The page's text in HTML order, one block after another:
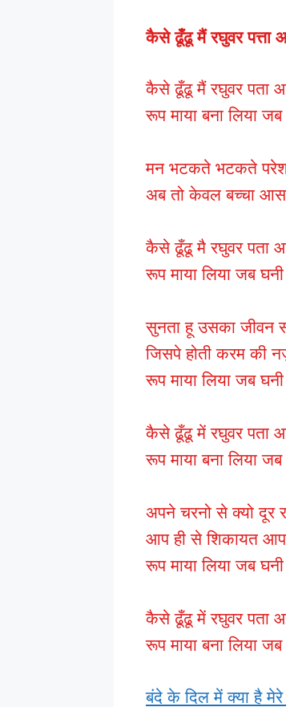
कैसे ढूँढू मैं रघुवर पत्ता
कैसे ढूँढू मैं रघुवर पता
रूप माया बना लिया
मन भटकते भटकते
अब तो केवल बच्चा
कैसे ढूँढू मै रघुवर पता
रूप माया लिया जब
सुनता हू उसका जीवन
जिसपे होती करम की
रूप माया लिया जब
कैसे ढूँढू में रघुवर पता
रूप माया बना लिया
अपने चरनो से क्यो दूर
आप ही से शिकायत
रूप माया लिया जब
कैसे ढूँढू में रघुवर पता
रूप माया बना लिया
बंदे के दिल में क्या है मेरे